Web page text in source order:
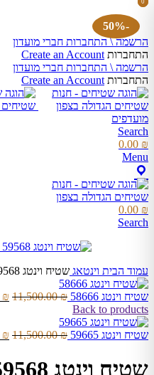
הרשמה \ התחברות חברי מועדון
התחברות Create an Account
הרשמה \ התחברות חברי מועדון
התחברות Create an Account
מועדפים
Search
0
0.00 ₪
Menu
0
0.00 ₪
Search
-50%
עמוד הבית וינטאג שטיח וינטג 59568
שטיח וינטג 58666 11,500.00₪
₪
Back to products
שטיח וינטג 59665 11,500.00₪
₪
שטיח וינטג 59568